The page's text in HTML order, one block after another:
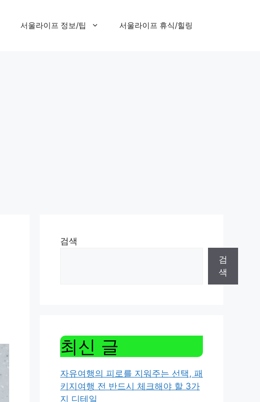
서울라이프 정보/팁 서울라이프 휴식/힐링
검색
검
색
최신 글
자유여행의 피로를 지워주는 선택, 패
키지여행 전 반드시 체크해야 할 3가
지 디테일